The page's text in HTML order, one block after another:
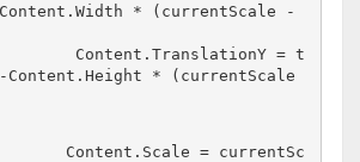
Content.Width * (currentScale -
= t
Content.Height * (currentScale
= currentSc